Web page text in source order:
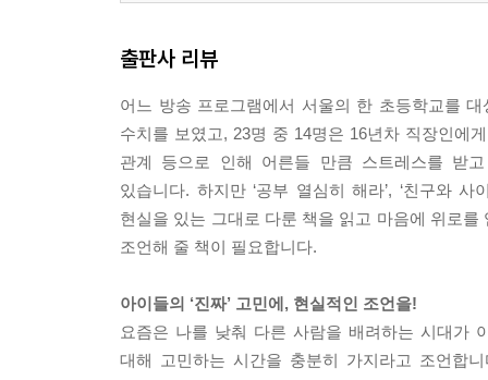
출판사 리뷰
어느 방송 프로그램에서 서울의 한 초등학교를
수치를 보였고, 23명 중 14명은 16년차 직장인에
관계 등으로 인해 어른들 만큼 스트레스를 받
있습니다. 하지만 ‘공부 열심히 해라’, ‘친구와
현실을 있는 그대로 다룬 책을 읽고 마음에 위로
조언해 줄 책이 필요합니다.
아이들의 ‘진짜’ 고민에, 현실적인 조언을!
요즘은 나를 낮춰 다른 사람을 배려하는 시대가
대해 고민하는 시간을 충분히 가지라고 조언합